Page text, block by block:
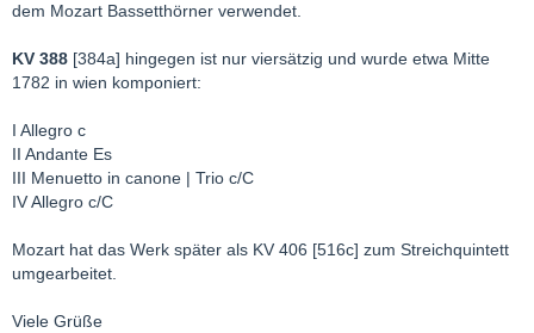
dem Mozart Bassetthörner verwendet.
KV 388 [384a] hingegen ist nur viersätzig und wurde etwa Mitte
1782 in wien komponiert:
I Allegro c
II Andante Es
III Menuetto in canone | Trio c/C
IV Allegro c/C
Mozart hat das Werk später als KV 406 [516c] zum Streichquintett
umgearbeitet.
Viele Grüße